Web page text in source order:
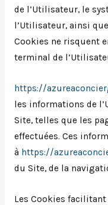
de l’Utilisateur, le
l’Utilisateur, ainsi
Cookies ne risquent
terminal de
https://
les informations de
Site, telles que les
effectuées. Ces
à https://
du Site, de la
Les Cookies